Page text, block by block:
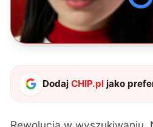
DodajCHIP.pl jako